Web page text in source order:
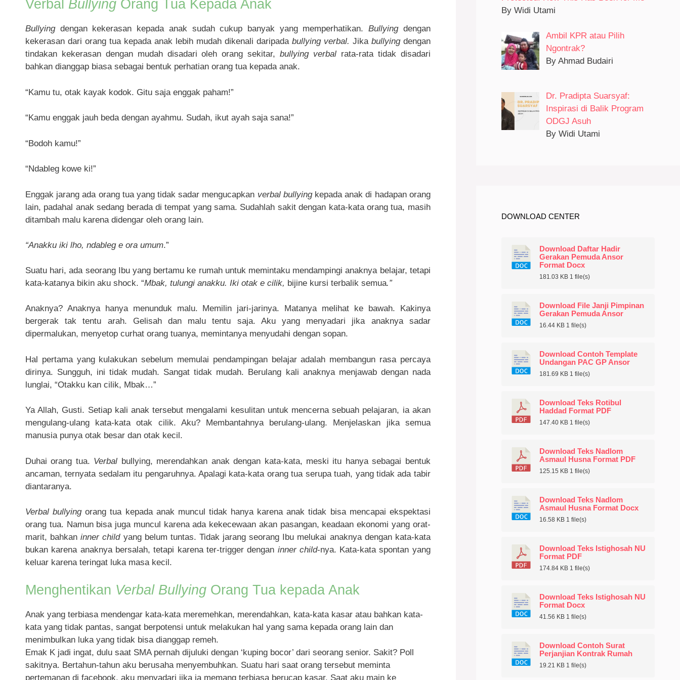
Verbal Bullying Orang Tua Kepada Anak
Bullyingdengan kekerasan kepada anak sudah cukup banyak yang memperhatikan.Bullying dengan
kekerasan dari orang tua kepada anak lebih mudah dikenali daripada bullying verbal. Jika bullyingdengan
tindakan kekerasan dengan mudah disadari oleh orang sekitar,bullying verbal rata-rata tidak disadari
bahkan dianggap biasa sebagai bentuk perhatian orang tua kepada anak.
“Kamu tu, otak kayak kodok. Gitu saja enggak paham!”
“Kamu enggak jauh beda dengan ayahmu. Sudah, ikut ayah saja sana!”
“Bodoh kamu!”
“Ndableg kowe ki!”
Enggak jarang ada orang tua yang tidak sadar mengucapkan verbal bullyingkepada anak di hadapan orang
lain, padahal anak sedang berada di tempat yang sama. Sudahlah sakit dengan kata-kata orang tua, masih
ditambah malu karena didengar oleh orang lain.
“Anakku iki lho, ndableg e ora umum.”
Suatu hari, ada seorang Ibu yang bertamu ke rumah untuk memintaku mendampingi anaknya belajar, tetapi
kata-katanya bikin aku shock. “Mbak, tulungi anakku. Iki otak e cilik, bijine kursi terbalik semua.”
Anaknya? Anaknya hanya menunduk malu. Memilin jari-jarinya. Matanya melihat ke bawah. Kakinya
bergerak tak tentu arah. Gelisah dan malu tentu saja. Aku yang menyadari jika anaknya sadar
dipermalukan, menyetop curhat orang tuanya, memintanya menyudahi dengan sopan.
Hal pertama yang kulakukan sebelum memulai pendampingan belajar adalah membangun rasa percaya
dirinya. Sungguh, ini tidak mudah. Sangat tidak mudah. Berulang kali anaknya menjawab dengan nada
lunglai, “Otakku kan cilik, Mbak…”
Ya Allah, Gusti. Setiap kali anak tersebut mengalami kesulitan untuk mencerna sebuah pelajaran, ia akan
mengulang-ulang kata-kata otak cilik. Aku? Membantahnya berulang-ulang. Menjelaskan jika semua
manusia punya otak besar dan otak kecil.
Duhai orang tua. Verbal bullying, merendahkan anak dengan kata-kata, meski itu hanya sebagai bentuk
ancaman, ternyata sedalam itu pengaruhnya. Apalagi kata-kata orang tua serupa tuah, yang tidak ada tabir
diantaranya.
Verbal bullyingorang tua kepada anak muncul tidak hanya karena anak tidak bisa mencapai ekspektasi
orang tua. Namun bisa juga muncul karena ada kekecewaan akan pasangan, keadaan ekonomi yang orat-
marit, bahkaninner childyang belum tuntas. Tidak jarang seorang Ibu melukai anaknya dengan kata-kata
bukan karena anaknya bersalah, tetapi karena ter-trigger dengan inner child-nya. Kata-kata spontan yang
keluar karena teringat luka masa kecil.
Menghentikan Verbal Bullying Orang Tua kepada Anak
Anak yang terbiasa mendengar kata-kata meremehkan, merendahkan, kata-kata kasar atau bahkan kata-
kata yang tidak pantas, sangat berpotensi untuk melakukan hal yang sama kepada orang lain dan
menimbulkan luka yang tidak bisa dianggap remeh.
Emak K jadi ingat, dulu saat SMA pernah dijuluki dengan ‘kuping bocor’ dari seorang senior. Sakit? Poll
sakitnya. Bertahun-tahun aku berusaha menyembuhkan. Suatu hari saat orang tersebut meminta
pertemanan di facebook, aku menyadari jika ia memang terbiasa berucap kasar. Saat aku main ke
By Widi Utami
Ambil KPR atau Pilih
Ngontrak?
By Ahmad Budairi
Dr. Pradipta Suarsyaf:
Inspirasi di Balik Program
ODGJ Asuh
By Widi Utami
DOWNLOAD CENTER
Download Daftar Hadir
Gerakan Pemuda Ansor
Format Docx
181.03 KB 1 file(s)
Download File Janji Pimpinan
Gerakan Pemuda Ansor
16.44 KB 1 file(s)
Download Contoh Template
Undangan PAC GP Ansor
181.69 KB 1 file(s)
Download Teks Rotibul
Haddad Format PDF
147.40 KB 1 file(s)
Download Teks Nadlom
Asmaul Husna Format PDF
125.15 KB 1 file(s)
Download Teks Nadlom
Asmaul Husna Format Docx
16.58 KB 1 file(s)
Download Teks Istighosah NU
Format PDF
174.84 KB 1 file(s)
Download Teks Istighosah NU
Format Docx
41.56 KB 1 file(s)
Download Contoh Surat
Perjanjian Kontrak Rumah
19.21 KB 1 file(s)